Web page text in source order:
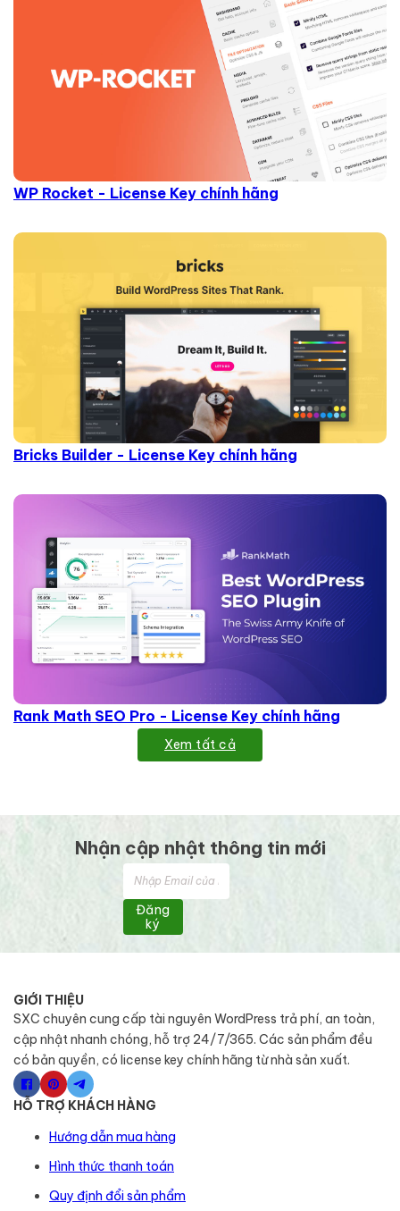
WP Rocket - License Key chính hãng
Bricks Builder - License Key chính hãng
Rank Math SEO Pro - License Key chính hãng
Xem tất cả
Nhận cập nhật thông tin mới
Đăng
ký
GIỚI THIỆU
SXC chuyên cung cấp tài nguyên WordPress trả phí, an toàn,
cập nhật nhanh chóng, hỗ trợ 24/7/365. Các sản phẩm đều
có bản quyền, có license key chính hãng từ nhà sản xuất.
HỖ TRỢ KHÁCH HÀNG
Hướng dẫn mua hàng
Hình thức thanh toán
Quy định đổi sản phẩm